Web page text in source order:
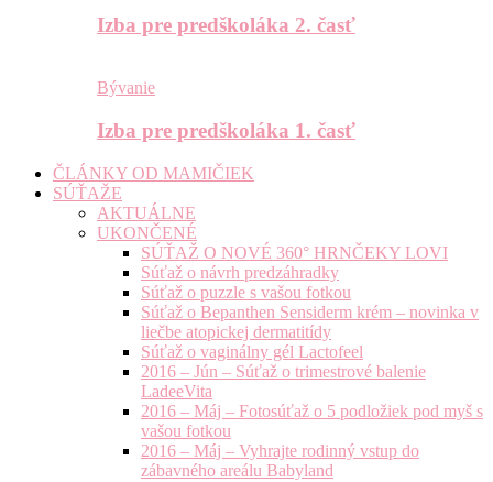
Izba pre predškoláka 2. časť
Bývanie
Izba pre predškoláka 1. časť
ČLÁNKY OD MAMIČIEK
SÚŤAŽE
AKTUÁLNE
UKONČENÉ
SÚŤAŽ O NOVÉ 360° HRNČEKY LOVI
Súťaž o návrh predzáhradky
Súťaž o puzzle s vašou fotkou
Súťaž o Bepanthen Sensiderm krém – novinka v
liečbe atopickej dermatitídy
Súťaž o vaginálny gél Lactofeel
2016 – Jún – Súťaž o trimestrové balenie
LadeeVita
2016 – Máj – Fotosúťaž o 5 podložiek pod myš s
vašou fotkou
2016 – Máj – Vyhrajte rodinný vstup do
zábavného areálu Babyland